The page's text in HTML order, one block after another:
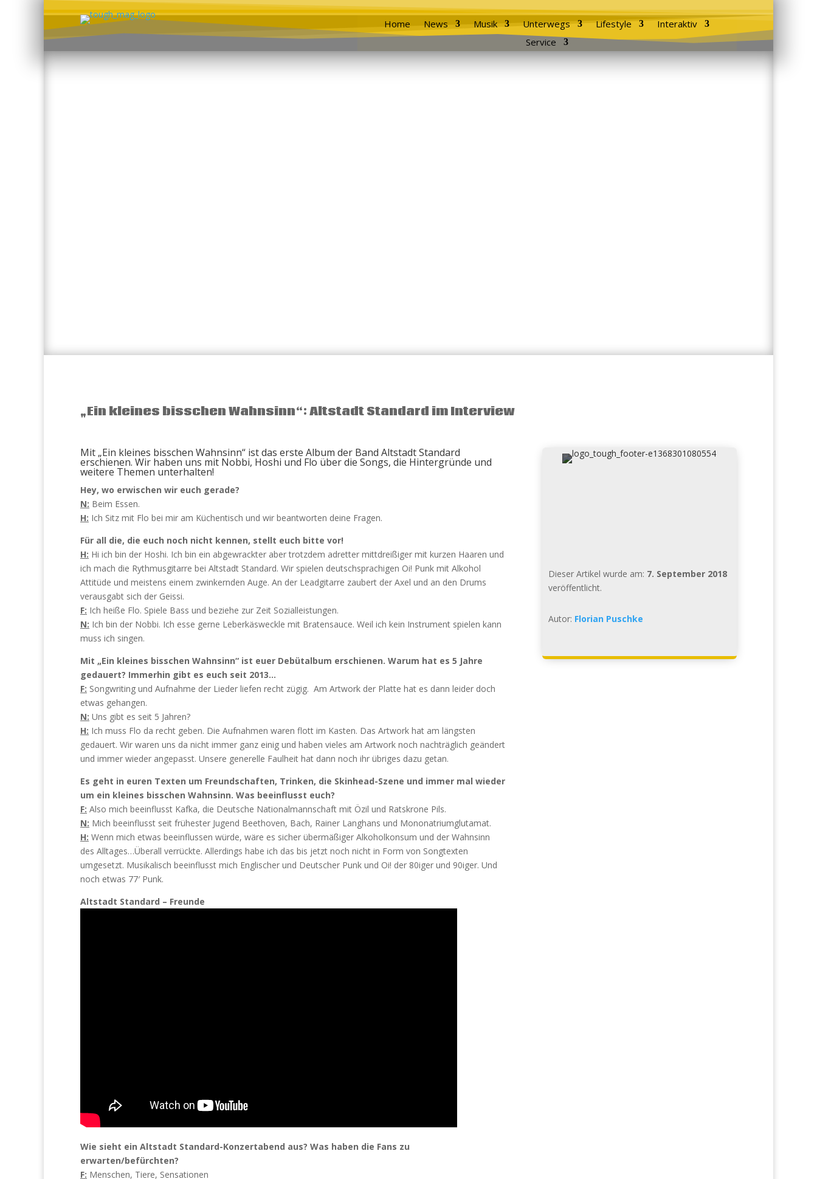
Home News Musik Unterwegs Lifestyle
Interaktiv
Service
„Ein kleines bisschen Wahnsinn“: Altstadt Standard im Interview
Mit „Ein kleines bisschen Wahnsinn“ ist das erste Album der Band Altstadt Standard
erschienen. Wir haben uns mit Nobbi, Hoshi und Flo über die Songs, die Hintergründe und
weitere Themen unterhalten!
Hey, wo erwischen wir euch gerade?
N: Beim Essen.
H: Ich Sitz mit Flo bei mir am Küchentisch und wir beantworten deine Fragen.
Für all die, die euch noch nicht kennen, stellt euch bitte vor!
H: Hi ich bin der Hoshi. Ich bin ein abgewrackter aber trotzdem adretter mittdreißiger mit kurzen Haaren und
ich mach die Rythmusgitarre bei Altstadt Standard. Wir spielen deutschsprachigen Oi! Punk mit Alkohol
Attitüde und meistens einem zwinkernden Auge. An der Leadgitarre zaubert der Axel und an den Drums
verausgabt sich der Geissi.
F: Ich heiße Flo. Spiele Bass und beziehe zur Zeit Sozialleistungen.
N: Ich bin der Nobbi. Ich esse gerne Leberkäsweckle mit Bratensauce. Weil ich kein Instrument spielen kann
muss ich singen.
Mit „Ein kleines bisschen Wahnsinn“ ist euer Debütalbum erschienen. Warum hat es 5 Jahre
gedauert? Immerhin gibt es euch seit 2013…
F: Songwriting und Aufnahme der Lieder liefen recht zügig. Am Artwork der Platte hat es dann leider doch
etwas gehangen.
N: Uns gibt es seit 5 Jahren?
H: Ich muss Flo da recht geben. Die Aufnahmen waren flott im Kasten. Das Artwork hat am längsten
gedauert. Wir waren uns da nicht immer ganz einig und haben vieles am Artwork noch nachträglich geändert
und immer wieder angepasst. Unsere generelle Faulheit hat dann noch ihr übriges dazu getan.
Es geht in euren Texten um Freundschaften, Trinken, die Skinhead-Szene und immer mal wieder
um ein kleines bisschen Wahnsinn. Was beeinflusst euch?
F: Also mich beeinflusst Kafka, die Deutsche Nationalmannschaft mit Özil und Ratskrone Pils.
N: Mich beeinflusst seit frühester Jugend Beethoven, Bach, Rainer Langhans und Mononatriumglutamat.
H: Wenn mich etwas beeinflussen würde, wäre es sicher übermäßiger Alkoholkonsum und der Wahnsinn
des Alltages…Überall verrückte. Allerdings habe ich das bis jetzt noch nicht in Form von Songtexten
umgesetzt. Musikalisch beeinflusst mich Englischer und Deutscher Punk und Oi! der 80iger und 90iger. Und
noch etwas 77′ Punk.
Altstadt Standard – Freunde
Wie sieht ein Altstadt Standard-Konzertabend aus? Was haben die Fans zu
erwarten/befürchten?
F: Menschen, Tiere, Sensationen
Dieser Artikel wurde am: 7. September 2018
veröffentlicht.
Autor: Florian Puschke